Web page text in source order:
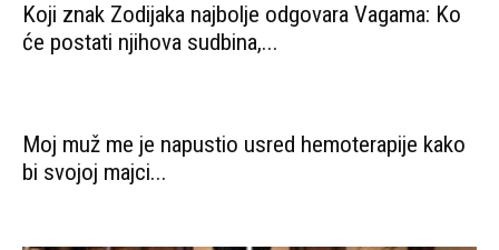
Koji znak Zodijaka najbolje odgovara Vagama: Ko
će postati njihova sudbina,...
Moj muž me je napustio usred hemoterapije kako
bi svojoj majci...